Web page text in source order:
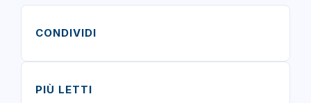
CONDIVIDI
PIÙ LETTI